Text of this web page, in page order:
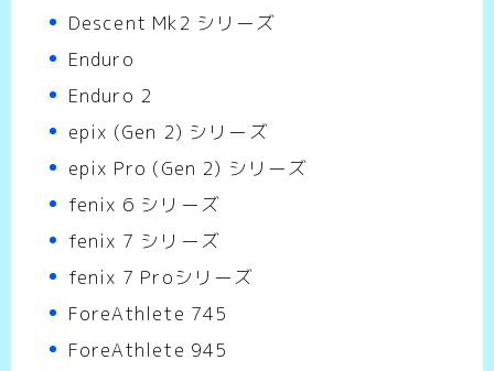
Descent Mk2 シリーズ
Enduro
Enduro 2
epix (Gen 2) シリーズ
epix Pro (Gen 2) シリーズ
fenix 6 シリーズ
fenix 7 シリーズ
fenix 7 Proシリーズ
ForeAthlete 745
ForeAthlete 945